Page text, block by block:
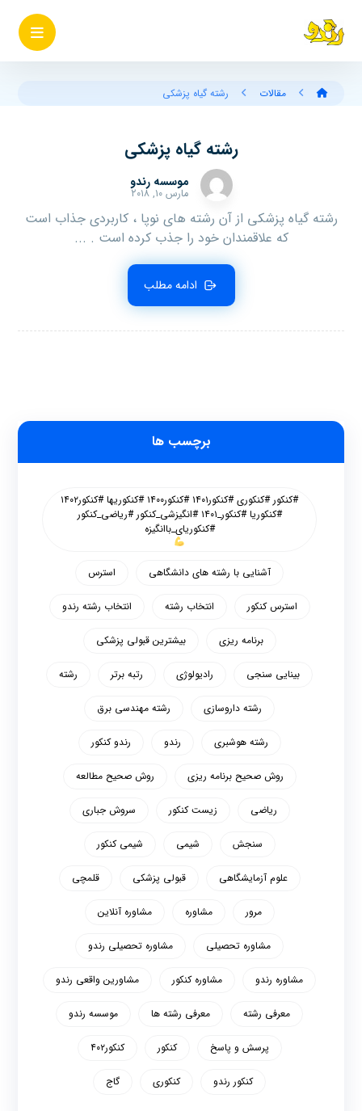
مقالات رشته گیاه پزشکی
رشته گیاه پزشکی
موسسه رندو
مارس ۱۰, ۲۰۱۸
رشته گیاه پزشکی از آن رشته های نوپا ، کاربردی جذاب است
که علاقمندان خود را جذب کرده است . ...
ادامه مطلب
برچسب ها
#کنکور #کنکوری #کنکور۱۴۰۱ #کنکور۱۴۰۰ #کنکوریها #کنکور۱۴۰۲
#کنکوریا #کنکور_۱۴۰۱ #انگیزشی_کنکور #ریاضی_کنکور
#کنکوریای_باانگیزه
آشنایی با رشته های دانشگاهی استرس
استرس کنکور انتخاب رشته انتخاب رشته رندو
برنامه ریزی بیشترین قبولی پزشکی
بینایی سنجی رادیولوژی رتبه برتر رشته
رشته داروسازی رشته مهندسی برق
رشته هوشبری رندو رندو کنکور
روش صحیح برنامه ریزی روش صحیح مطالعه
ریاضی زیست کنکور سروش جباری
سنجش شیمی شیمی کنکور
علوم آزمایشگاهی قبولی پزشکی قلمچی
مرور مشاوره مشاوره آنلاین
مشاوره تحصیلی مشاوره تحصیلی رندو
مشاوره رندو مشاوره کنکور مشاورین واقعی رندو
معرفی رشته معرفی رشته ها موسسه رندو
پرسش و پاسخ کنکور کنکور۴۰۲
کنکور رندو کنکوری گاج